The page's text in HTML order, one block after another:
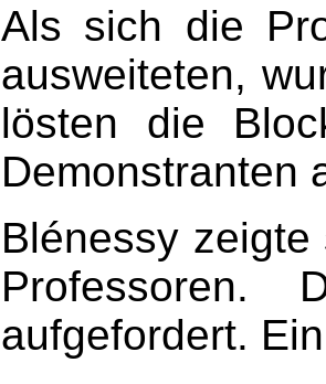
Als sich die
ausweiteten,
lösten die
Demonstranten
Blénessy zeigte
Professoren.
aufgefordert.